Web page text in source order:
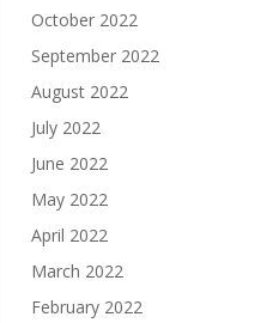
October 2022
September 2022
August 2022
July 2022
June 2022
May 2022
April 2022
March 2022
February 2022